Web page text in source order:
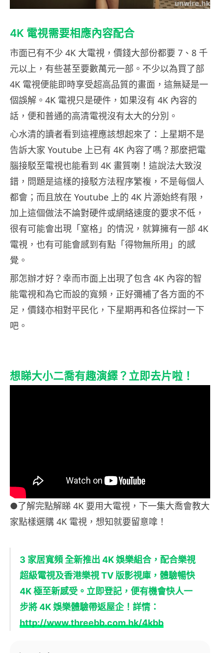
4K 電視需要相應內容配合
市面已有不少 4K 大電視，價錢大部份都要 7、8 千
元以上，有些甚至要數萬元一部。不少以為買了部
4K 電視便能即時享受超高品質的畫面，這無疑是一
個誤解。4K 電視只是硬件，如果沒有 4K 內容的
話，便和普通的高清電視沒有太大的分別。
心水清的讀者看到這裡應該想起來了：上星期不是
告訴大家 Youtube 上已有 4K 內容了嗎？那麼把電
腦接駁至電視也能看到 4K 畫質喇！這說法大致沒
錯，問題是這樣的接駁方法程序繁複，不是每個人
都會；而且放在 Youtube 上的 4K 片源始終有限，
加上這個做法不論對硬件或網絡速度的要求不低，
很有可能會出現「窒格」的情況，就算擁有一部 4K
電視，也有可能會感到有點「得物無所用」的感
覺。
那怎辦才好？幸而市面上出現了包含 4K 內容的智
能電視和為它而設的寬頻，正好彌補了各方面的不
足，價錢亦相對平民化，下星期再和各位探討一下
吧。
想睇大小二喬有趣演繹？立即去片啦！
●了解完點解睇 4K 要用大電視，下一集大喬會教大
家點樣選購 4K 電視，想知就要留意嗱！
3 家居寬頻 全新推出 4K 娛樂組合，配合樂視
超級電視及香港樂視 TV 版影視庫，體驗暢快
4K 極至新感受。立即登記，便有機會快人一
步將 4K 娛樂體驗帶返屋企！詳情：
http://www.threebb.com.hk/4kbb